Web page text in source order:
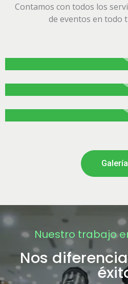
Contamos con todos los
de eventos en todo
Galería
Nuestro trabajo
Nos